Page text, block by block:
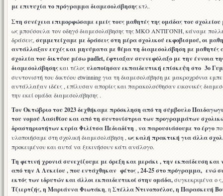
με επιτυχία το πρόγραμμα διαμεσολάβησηςκτλ.
Στη συνέχεια επιμορφώσαμε εμείς τους μαθητές της ομάδας του σχολείου
ως μπούσουλα τον οδηγό διαμεσολάβησης της ΜΚΟ ΑΝΤΙΓΌΝΗ, κάναμε
δράσεις, συμμετείχαμε με δράσεις στη μέρα σχολικού εκφοβισμού, οι
αντάλλαξαν ευχές και μηνύματα με θέμα τη διαμεσολάβηση με μαθητές
σχολεία του δικτύου μέσω padlet,έφτιαξαν συννεφόλαξο με την έννοια
διαμεσολάβησηςκαι τέλοςυλοποίησαν εκπαιδευτική επίσκεψη στο 3ο
συντονιστή του δικτύου etwinning για τη διαμεσολάβηση με μακροχρόνια
αντάλλαξαν ιδέες , επίλυσαν απορίες και παρακολούθησαν εικονικές
την εκεί ομάδα διαμεσολάβησης .
Τον Οκτώβριο του 2023 δεχθήκαμε πρόσκληση από τη σύμβουλο
του νομού Λασιθίου και από τη συντονίστρια των προγραμμάτων
δραστηριοτήτων κυρία Φιλίτσα Πεδιαδίτη , να παρουσιάσουμε το έργο
υλοποιήσαμε στη σχολική διαμεσολάβηση , ως καλή πρακτική για άλλα
προκειμένου και αυτά να ξεκινήσουν κάτι ανάλογο.
Τη φετινή χρονιά συνεχίζουμε με όρεξη και μεράκι , την εκπαίδευση
από την Α Λυκείου , που εντάχθηκαν φέτος , 24-25 στο πρόγραμμα, ενώ
εκτός των ιδρυτών και άλλοι εκπαιδευτικοί στην ομάδα,συγκεκριμένα ο
Τζιερτζής, η Μαριάννα Φιωτάκη, η Στέλλα Ντινοπούλου, η Παρασκευή